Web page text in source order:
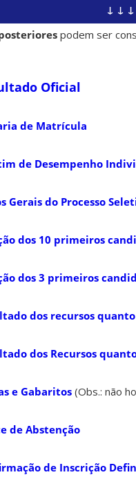
↓ ↓
podem ser
Oficial
de Matrícula
de Desempenho
Gerais do Processo
dos 10 primeiros
dos 3 primeiros
dos recursos
dos Recursos
e Gabaritos(Obs.: não
de Abstenção
de Inscrição